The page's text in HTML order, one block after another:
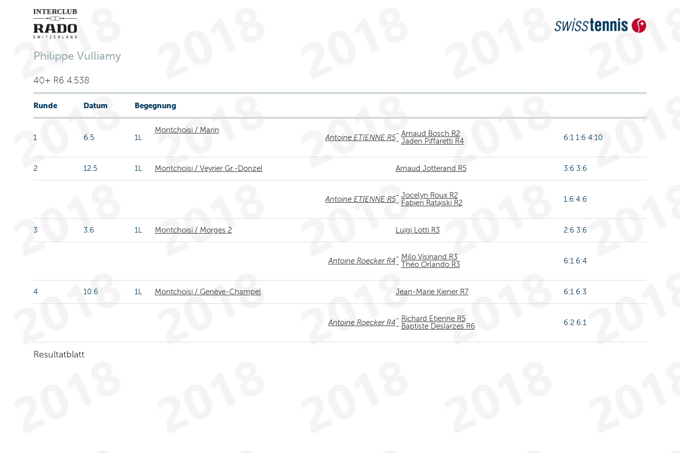
Philippe Vulliamy
40+ R6 4.538
Runde Datum Begegnung
1 6.5 1L
Montchoisi / Marin
Antoine ETIENNE R5- Arnaud Bosch R2
- Jaden Piffaretti R4 6:1 1:6 4:10
2 12.5 1L Montchoisi / Veyrier Gr.-Donzel Arnaud Jotterand R5 3:6 3:6
Antoine ETIENNE R5- Jocelyn Roux R2
- Fabien Ratajski R2 1:6 4:6
3 3.6 1L Montchoisi / Morges 2 Luigi Lotti R3 2:6 3:6
Antoine Roecker R4- Milo Visinand R3
- Théo Orlando R3 6:1 6:4
4 10.6 1L Montchoisi / Genève-Champel Jean-Marie Kiener R7 6:1 6:3
Antoine Roecker R4- Richard Etienne R5
- Baptiste Deslarzes R6 6:2 6:1
Resultatblatt